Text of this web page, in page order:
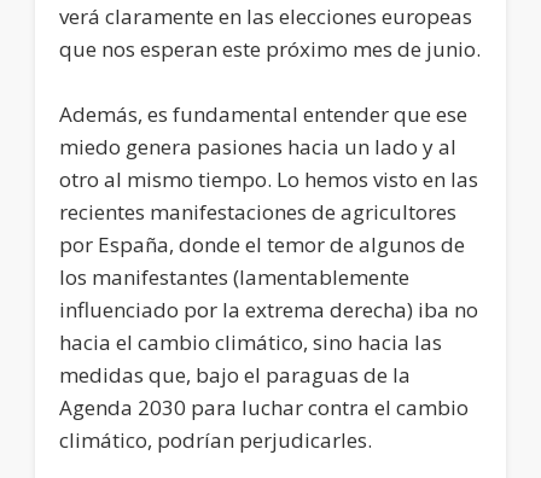
verá claramente en las elecciones europeas
que nos esperan este próximo mes de junio.
Además, es fundamental entender que ese
miedo genera pasiones hacia un lado y al
otro al mismo tiempo. Lo hemos visto en las
recientes manifestaciones de agricultores
por España, donde el temor de algunos de
los manifestantes (lamentablemente
influenciado por la extrema derecha) iba no
hacia el cambio climático, sino hacia las
medidas que, bajo el paraguas de la
Agenda 2030 para luchar contra el cambio
climático, podrían perjudicarles.